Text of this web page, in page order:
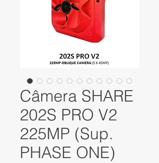
Câmera SHARE
202S PRO V2
225MP (Sup.
PHASE ONE)